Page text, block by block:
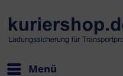
Menü